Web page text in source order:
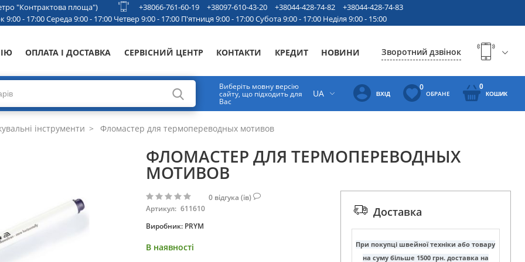
"Контрактова площа") +38066-761-60-19 +38097-610-43-20 +38044-428-74-82
+38044-428-74-83
9:00 - 17:00 Середа 9:00 - 17:00 Четвер 9:00 - 17:00 П'ятниця 9:00 - 17:00 Субота 9:00 - 17:00 Неділя 9:00 - 15:00
ОПЛАТА І ДОСТАВКА СЕРВІСНИЙ ЦЕНТР КОНТАКТИ КРЕДИТ НОВИНИ Зворотний дзвінок
Виберіть мовну версію
сайту, що підходить для
Вас
UA ВХІД
0
ОБРАНЕ
0
КОШИК
інструменти Фломастер для термопереводных мотивов
ФЛОМАСТЕР ДЛЯ ТЕРМОПЕРЕВОДНЫХ
МОТИВОВ
0 відгука (ів)
Артикул: 611610
Виробник: PRYM
В наявності
Доставка
При покупці швейної техніки або товару
на суму більше 1500 грн. доставка на